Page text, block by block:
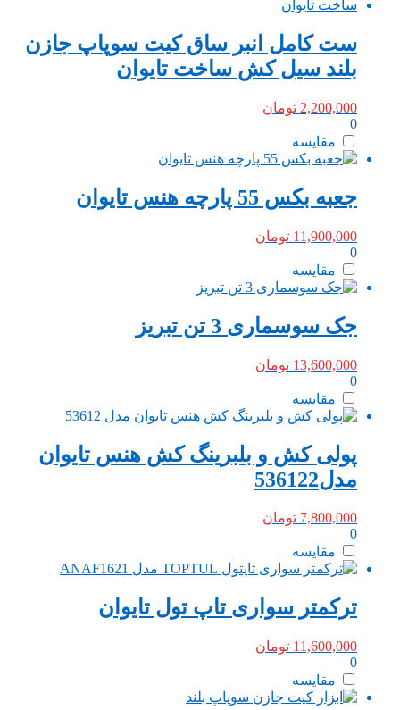
ست کامل انبر ساق کیت سوپاپ جازن
بلند سیل کش ساخت تایوان
2,200,000 تومان
0
مقایسه
جعبه بکس 55 پارچه هنس تایوان
11,900,000 تومان
0
مقایسه
جک سوسماری 3 تن تبریز
13,600,000 تومان
0
مقایسه
پولی کش و بلبرینگ کش هنس تایوان
مدل536122
7,800,000 تومان
0
مقایسه
ترکمتر سواری تاپ تول تایوان
11,600,000 تومان
0
مقایسه